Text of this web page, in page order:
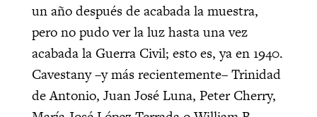
un año después de acabada la muestra,
pero no pudo ver la luz hasta una vez
acabada la Guerra Civil; esto es, ya en 1940.
Cavestany –y más recientemente– Trinidad
de Antonio, Juan José Luna, Peter Cherry,